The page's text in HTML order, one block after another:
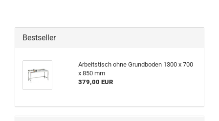
Bestseller
Arbeitstisch ohne Grundboden 1300 x 700
x 850 mm
379,00 EUR